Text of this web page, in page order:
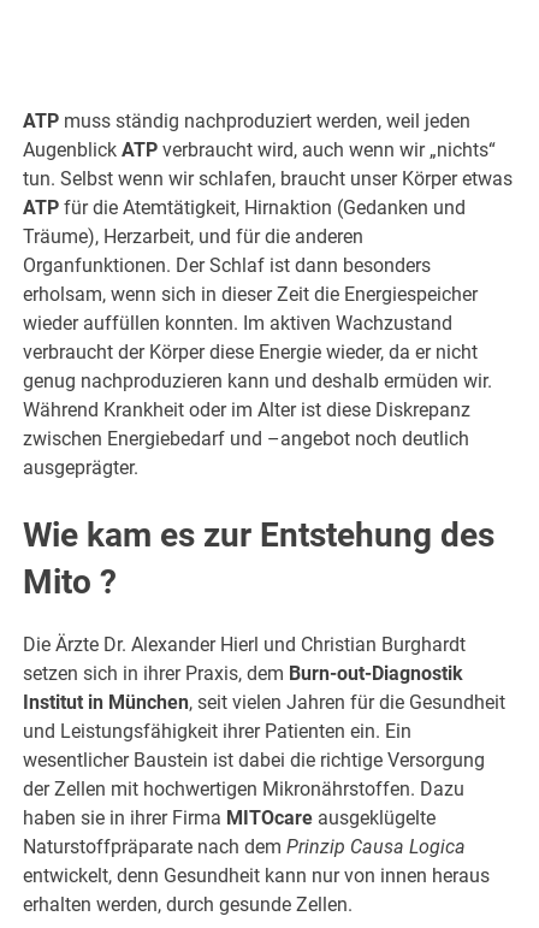
ATP muss ständig nachproduziert werden, weil jeden
AugenblickATP verbraucht wird, auch wenn wir „nichts“
tun. Selbst wenn wir schlafen, braucht unser Körper etwas
ATP für die Atemtätigkeit, Hirnaktion (Gedanken und
Träume), Herzarbeit, und für die anderen
Organfunktionen. Der Schlaf ist dann besonders
erholsam, wenn sich in dieser Zeit die Energiespeicher
wieder auffüllen konnten. Im aktiven Wachzustand
verbraucht der Körper diese Energie wieder, da er nicht
genug nachproduzieren kann und deshalb ermüden wir.
Während Krankheit oder im Alter ist diese Diskrepanz
zwischen Energiebedarf und –angebot noch deutlich
ausgeprägter.
Wie kam es zur Entstehung des
Mito?
Die Ärzte Dr. Alexander Hierl und Christian Burghardt
setzen sich in ihrer Praxis, dem Burn-out-Diagnostik
Institut in München, seit vielen Jahren für die Gesundheit
und Leistungsfähigkeit ihrer Patienten ein. Ein
wesentlicher Baustein ist dabei die richtige Versorgung
der Zellen mit hochwertigen Mikronährstoffen. Dazu
haben sie in ihrer Firma MITOcare ausgeklügelte
Naturstoffpräparate nach demPrinzip Causa Logica
entwickelt, denn Gesundheit kann nur von innen heraus
erhalten werden, durch gesunde Zellen.